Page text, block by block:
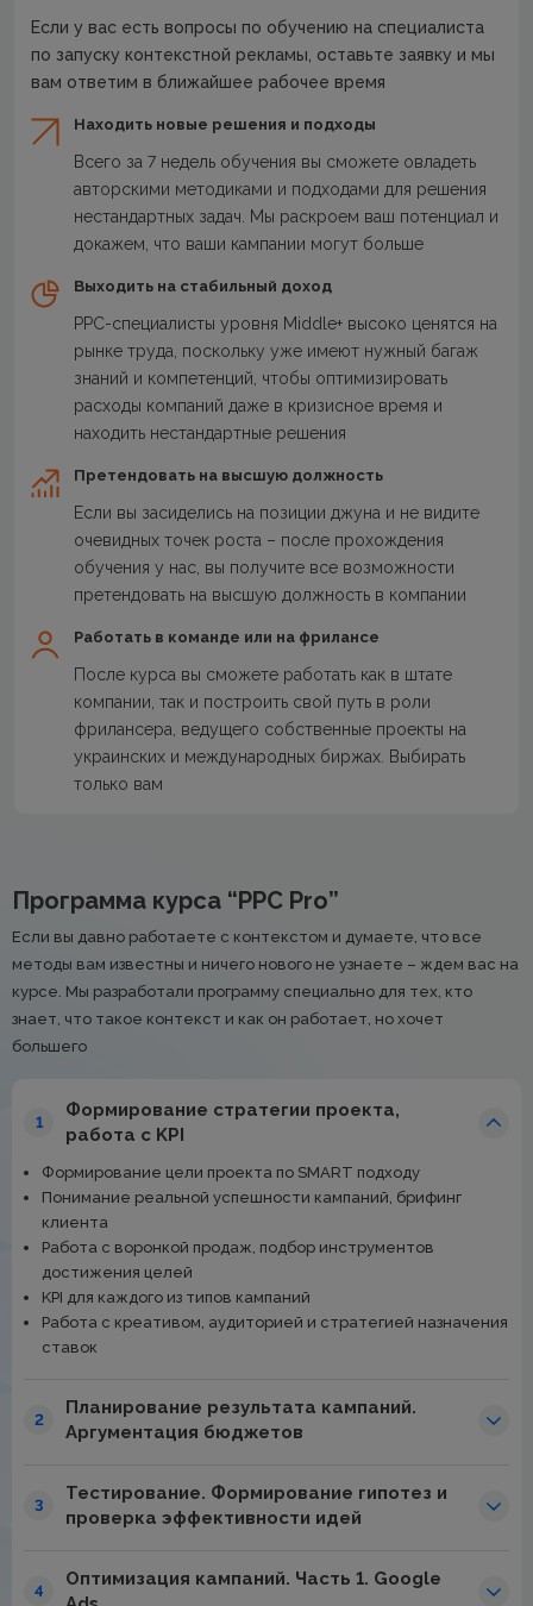
Если у вас есть вопросы по обучению на специалиста
по запуску контекстной рекламы, оставьте заявку и мы
вам ответим в ближайшее рабочее время
Находить новые решения и подходы
Всего за 7 недель обучения вы сможете овладеть
авторскими методиками и подходами для решения
нестандартных задач. Мы раскроем ваш потенциал и
докажем, что ваши кампании могут больше
Выходить на стабильный доход
PPC-специалисты уровня Middle+ высоко ценятся на
рынке труда, поскольку уже имеют нужный багаж
знаний и компетенций, чтобы оптимизировать
расходы компаний даже в кризисное время и
находить нестандартные решения
Претендовать на высшую должность
Если вы засиделись на позиции джуна и не видите
очевидных точек роста – после прохождения
обучения у нас, вы получите все возможности
претендовать на высшую должность в компании
Работать в команде или на фрилансе
После курса вы сможете работать как в штате
компании, так и построить свой путь в роли
фрилансера, ведущего собственные проекты на
украинских и международных биржах. Выбирать
только вам
Программа курса “PPC Pro”
Если вы давно работаете с контекстом и думаете, что все
методы вам известны и ничего нового не узнаете – ждем вас на
курсе. Мы разработали программу специально для тех, кто
знает, что такое контекст и как он работает, но хочет
большего
1
Формирование стратегии проекта,
работа с KPI
Формирование цели проекта по SMART подходу
Понимание реальной успешности кампаний, брифинг
клиента
Работа с воронкой продаж, подбор инструментов
достижения целей
KPI для каждого из типов кампаний
Работа с креативом, аудиторией и стратегией назначения
ставок
2
Планирование результата кампаний.
Аргументация бюджетов
3
Тестирование. Формирование гипотез и
проверка эффективности идей
4
Оптимизация кампаний. Часть 1. Google